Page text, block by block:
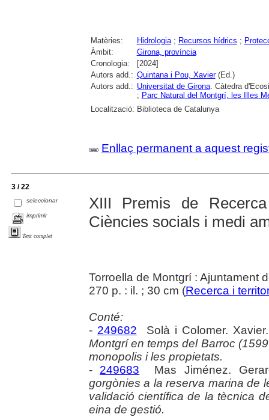
Matèries: Hidrologia; Recursos hídrics ;
Àmbit:
Girona, província
Cronologia:
[2024]
Autors add.: Quintana i Pou, Xavier(Ed.)
Autors add.: Universitat de Girona. Càtedra
; Parc Natural del Montgrí, les Illes
Localització: Biblioteca de Catalunya
Enllaç permanent a aquest
3 / 22
seleccionar
imprimir
Text complet
XIII Premis de
Ciències socials i medi
Torroella de Montgrí : Ajuntament
270 p. : il. ; 30 cm (Recerca i
Conté:
- 249682 Solà i Colomer.
Montgrí en temps del Barroc
monopolis i les propietats.
- 249683 Mas Jiménez.
gorgònies a la reserva marina de
validació científica de la tècnica
eina de gestió.